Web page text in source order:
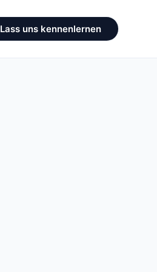
Lass uns kennenlernen